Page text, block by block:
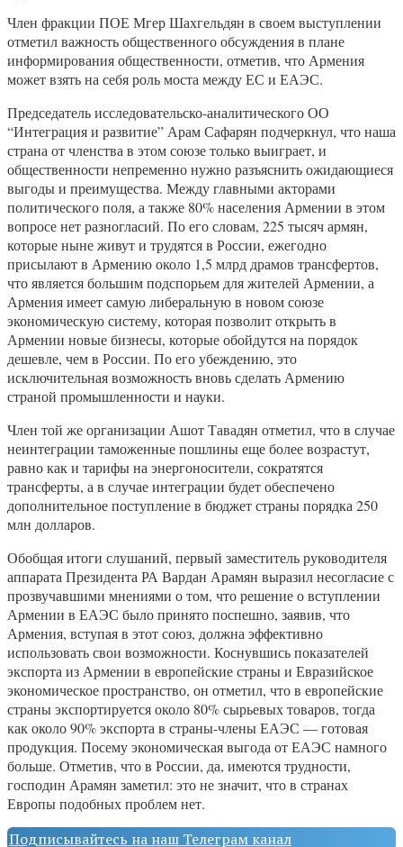
Член фракции ПОЕ Мгер Шахгельдян в своем выступлении
отметил важность общественного обсуждения в плане
информирования общественности, отметив, что Армения
может взять на себя роль моста между ЕС и ЕАЭС.
Председатель исследовательско-аналитического ОО
“Интеграция и развитие” Арам Сафарян подчеркнул, что наша
страна от членства в этом союзе только выиграет, и
общественности непременно нужно разъяснить ожидающиеся
выгоды и преимущества. Между главными акторами
политического поля, а также 80% населения Армении в этом
вопросе нет разногласий. По его словам, 225 тысяч армян,
которые ныне живут и трудятся в России, ежегодно
присылают в Армению около 1,5 млрд драмов трансфертов,
что является большим подспорьем для жителей Армении, а
Армения имеет самую либеральную в новом союзе
экономическую систему, которая позволит открыть в
Армении новые бизнесы, которые обойдутся на порядок
дешевле, чем в России. По его убеждению, это
исключительная возможность вновь сделать Армению
страной промышленности и науки.
Член той же организации Ашот Тавадян отметил, что в случае
неинтеграции таможенные пошлины еще более возрастут,
равно как и тарифы на энергоносители, сократятся
трансферты, а в случае интеграции будет обеспечено
дополнительное поступление в бюджет страны порядка 250
млн долларов.
Обобщая итоги слушаний, первый заместитель руководителя
аппарата Президента РА Вардан Арамян выразил несогласие с
прозвучавшими мнениями о том, что решение о вступлении
Армении в ЕАЭС было принято поспешно, заявив, что
Армения, вступая в этот союз, должна эффективно
использовать свои возможности. Коснувшись показателей
экспорта из Армении в европейские страны и Евразийское
экономическое пространство, он отметил, что в европейские
страны экспортируется около 80% сырьевых товаров, тогда
как около 90% экспорта в страны-члены ЕАЭС — готовая
продукция. Посему экономическая выгода от ЕАЭС намного
больше. Отметив, что в России, да, имеются трудности,
господин Арамян заметил: это не значит, что в странах
Европы подобных проблем нет.
Подписывайтесь на наш Телеграм канал